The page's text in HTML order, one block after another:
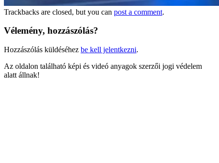
Trackbacks are closed, but you can post a comment.
Vélemény, hozzászólás?
Hozzászólás küldéséhez be kell jelentkezni.
Az oldalon található képi és videó anyagok szerzői jogi védelem
alatt állnak!